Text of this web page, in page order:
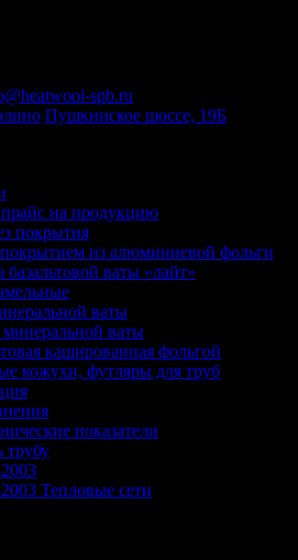
spb.ru
Пушкинское шоссе, 19Б
на продукцию
покрытия
из алюминиевой фольги
ваты «лайт»
ваты
ваты
кашированная фольгой
кожухи, футляры для труб
показатели
трубу
Тепловые сети